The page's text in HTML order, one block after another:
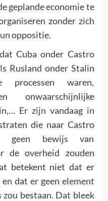
geplande economie te
zonder zich
oppositie.
Cuba onder Castro
Rusland onder Stalin
waren,
onwaarschijnlijke
Er zijn vandaag in
die naar Castro
geen bewijs van
de overheid zouden
betekent niet dat er
dat er geen element
bestaan. Dat bleek